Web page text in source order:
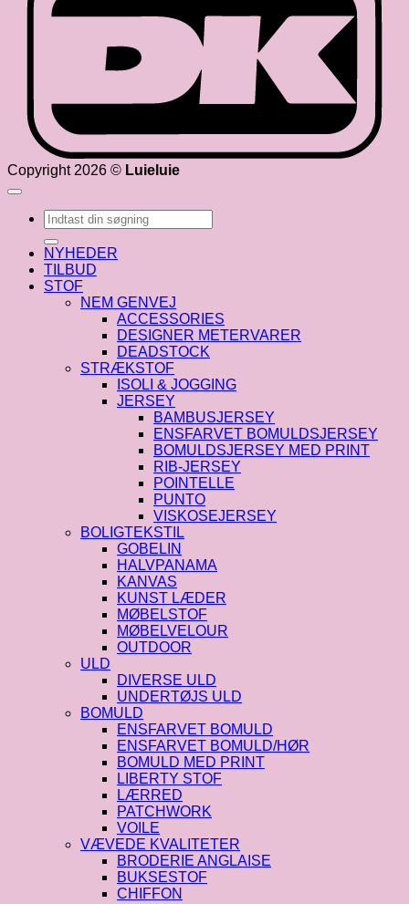
Copyright 2026 © Luieluie
Søg
efter:
NYHEDER
TILBUD
STOF
NEM GENVEJ
ACCESSORIES
DESIGNER METERVARER
DEADSTOCK
STRÆKSTOF
ISOLI & JOGGING
JERSEY
BAMBUSJERSEY
ENSFARVET BOMULDSJERSEY
BOMULDSJERSEY MED PRINT
RIB-JERSEY
POINTELLE
PUNTO
VISKOSEJERSEY
BOLIGTEKSTIL
GOBELIN
HALVPANAMA
KANVAS
KUNST LÆDER
MØBELSTOF
MØBELVELOUR
OUTDOOR
ULD
DIVERSE ULD
UNDERTØJS ULD
BOMULD
ENSFARVET BOMULD
ENSFARVET BOMULD/HØR
BOMULD MED PRINT
LIBERTY STOF
LÆRRED
PATCHWORK
VOILE
VÆVEDE KVALITETER
BRODERIE ANGLAISE
BUKSESTOF
CHIFFON